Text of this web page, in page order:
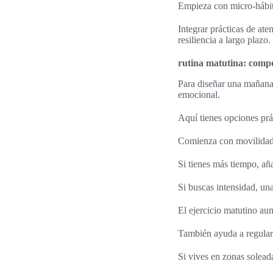
Empieza con micro-
Integrar prácticas de
resiliencia a largo plazo.
rutina matutina:
Para diseñar una
emocional.
Aquí tienes opciones
Comienza con
Si tienes más tiempo,
Si buscas intensidad,
El ejercicio matutino
También ayuda a
Si vives en zonas